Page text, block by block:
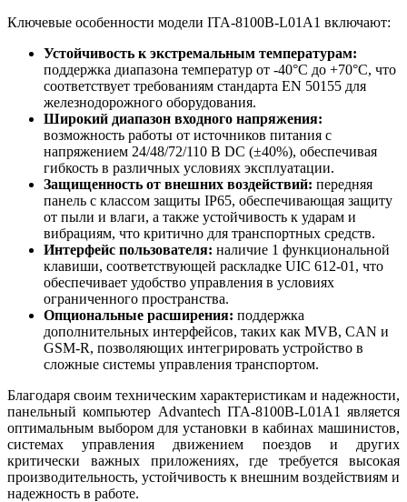
Ключевые особенности модели ITA-8100B-L01A1 включают:
Устойчивость к экстремальным температурам:
поддержка диапазона температур от -40°C до +70°C, что
соответствует требованиям стандарта EN 50155 для
железнодорожного оборудования.
Широкий диапазон входного напряжения:
возможность работы от источников питания с
напряжением 24/48/72/110 В DC (±40%), обеспечивая
гибкость в различных условиях эксплуатации.
Защищенность от внешних воздействий: передняя
панель с классом защиты IP65, обеспечивающая защиту
от пыли и влаги, а также устойчивость к ударам и
вибрациям, что критично для транспортных средств.
Интерфейс пользователя: наличие 1 функциональной
клавиши, соответствующей раскладке UIC 612-01, что
обеспечивает удобство управления в условиях
ограниченного пространства.
Опциональные расширения: поддержка
дополнительных интерфейсов, таких как MVB, CAN и
GSM-R, позволяющих интегрировать устройство в
сложные системы управления транспортом.
Благодаря своим техническим характеристикам и надежности,
панельный компьютер Advantech ITA-8100B-L01A1 является
оптимальным выбором для установки в кабинах машинистов,
системах управления движением поездов и других
критически важных приложениях, где требуется высокая
производительность, устойчивость к внешним воздействиям и
надежность в работе.